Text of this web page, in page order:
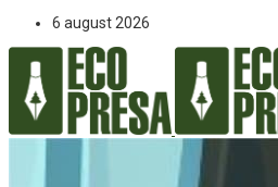
6 august 2026